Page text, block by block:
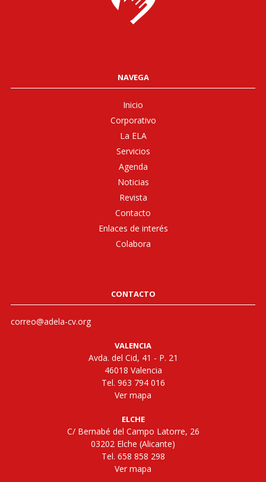
NAVEGA
Inicio
Corporativo
La ELA
Servicios
Agenda
Noticias
Revista
Contacto
Enlaces de interés
Colabora
CONTACTO
correo@adela-cv.org
VALENCIA
Avda. del Cid, 41 - P. 21
46018 Valencia
Tel. 963 794 016
Ver mapa
ELCHE
C/ Bernabé del Campo Latorre, 26
03202 Elche (Alicante)
Tel. 658 858 298
Ver mapa